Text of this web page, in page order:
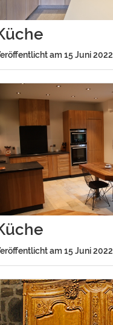
am 15 Juni 2022
am 15 Juni 2022